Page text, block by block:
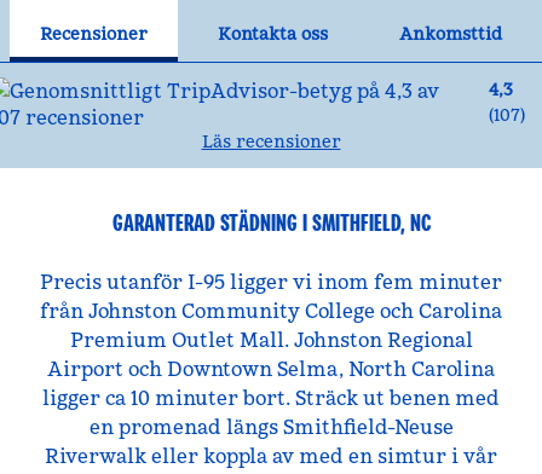
Recensioner Kontakta oss
Ankomsttid
4,3
(107)
Läs recensioner
GARANTERAD STÄDNING I SMITHFIELD, NC
Precis utanför I-95 ligger vi inom fem minuter
från Johnston Community College och Carolina
Premium Outlet Mall. Johnston Regional
Airport och Downtown Selma, North Carolina
ligger ca 10 minuter bort. Sträck ut benen med
en promenad längs Smithfield-Neuse
Riverwalk eller koppla av med en simtur i vår